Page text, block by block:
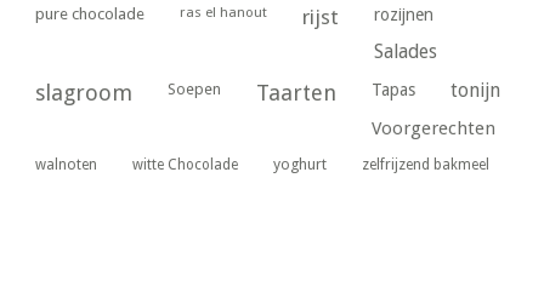
pure chocolade ras el hanout rijst rozijnen
Salades
slagroom Soepen Taarten Tapas tonijn
Voorgerechten
walnoten witte Chocolade yoghurt zelfrijzend bakmeel